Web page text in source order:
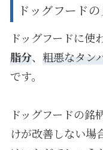
ドッグフード
ドッグフードに使
脂分、 粗悪なタン
です。
ドッグフードの銘
けが改善しない場